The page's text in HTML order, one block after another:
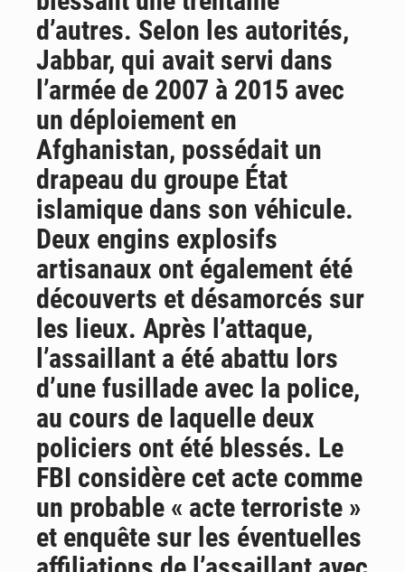
d’autres. Selon les autorités,
Jabbar, qui avait servi dans
l’armée de 2007 à 2015 avec
un déploiement en
Afghanistan, possédait un
drapeau du groupe État
islamique dans son véhicule.
Deux engins explosifs
artisanaux ont également été
découverts et désamorcés sur
les lieux. Après l’attaque,
l’assaillant a été abattu lors
d’une fusillade avec la police,
au cours de laquelle deux
policiers ont été blessés. Le
FBI considère cet acte comme
un probable « acte terroriste »
et enquête sur les éventuelles